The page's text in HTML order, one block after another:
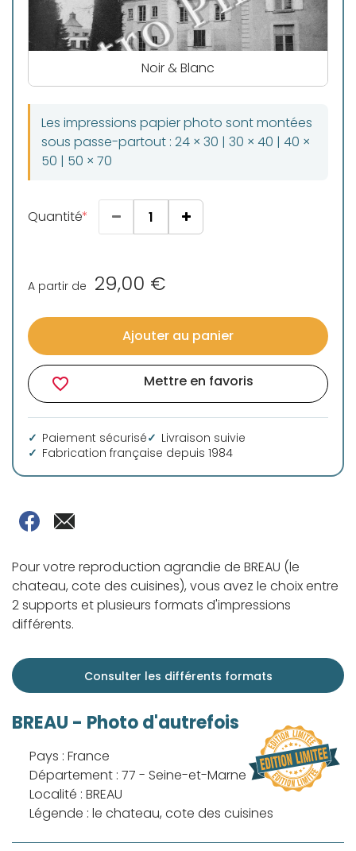
Noir & Blanc
Les impressions papier photo sont montées
sous passe-partout : 24 × 30 | 30 × 40 | 40 ×
50 | 50 × 70
Quantité
A partir de 29,00 €
Ajouter au panier
favorite_border Mettre en favoris
Paiement sécurisé
Livraison suivie
Fabrication française depuis 1984
Pour votre reproduction agrandie de BREAU (le
chateau, cote des cuisines), vous avez le choix entre
2 supports et plusieurs formats d'impressions
différents.
Consulter les différents formats
BREAU - Photo d'autrefois
Pays : France
Département : 77 - Seine-et-Marne
Localité : BREAU
Légende : le chateau, cote des cuisines